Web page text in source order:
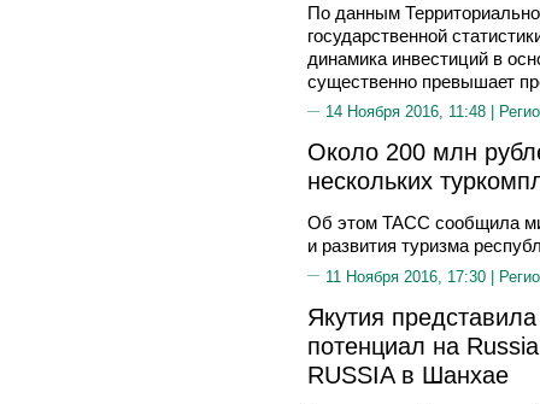
По данным
государственной
динамика инвестиций в
существенно превышает
14 Ноября 2016, 11:48 |
Около 200 млн
нескольких
Об этом ТАСС сообщила
и развития туризма
11 Ноября 2016, 17:30 |
Якутия
потенциал на
RUSSIA в Шанхае